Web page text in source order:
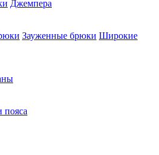
Джемпера
Зауженные брюки Широкие
пояса